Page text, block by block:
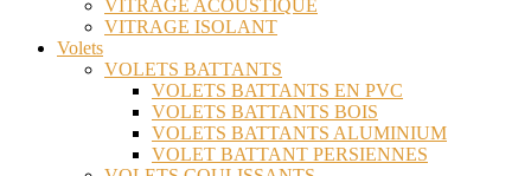
VITRAGE ACOUSTIQUE
VITRAGE ISOLANT
Volets
VOLETS BATTANTS
VOLETS BATTANTS EN PVC
VOLETS BATTANTS BOIS
VOLETS BATTANTS ALUMINIUM
VOLET BATTANT PERSIENNES